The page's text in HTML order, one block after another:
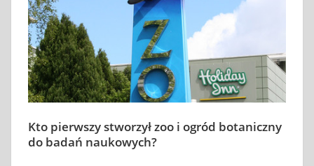
Kto pierwszy stworzył zoo i ogród botaniczny
do badań naukowych?